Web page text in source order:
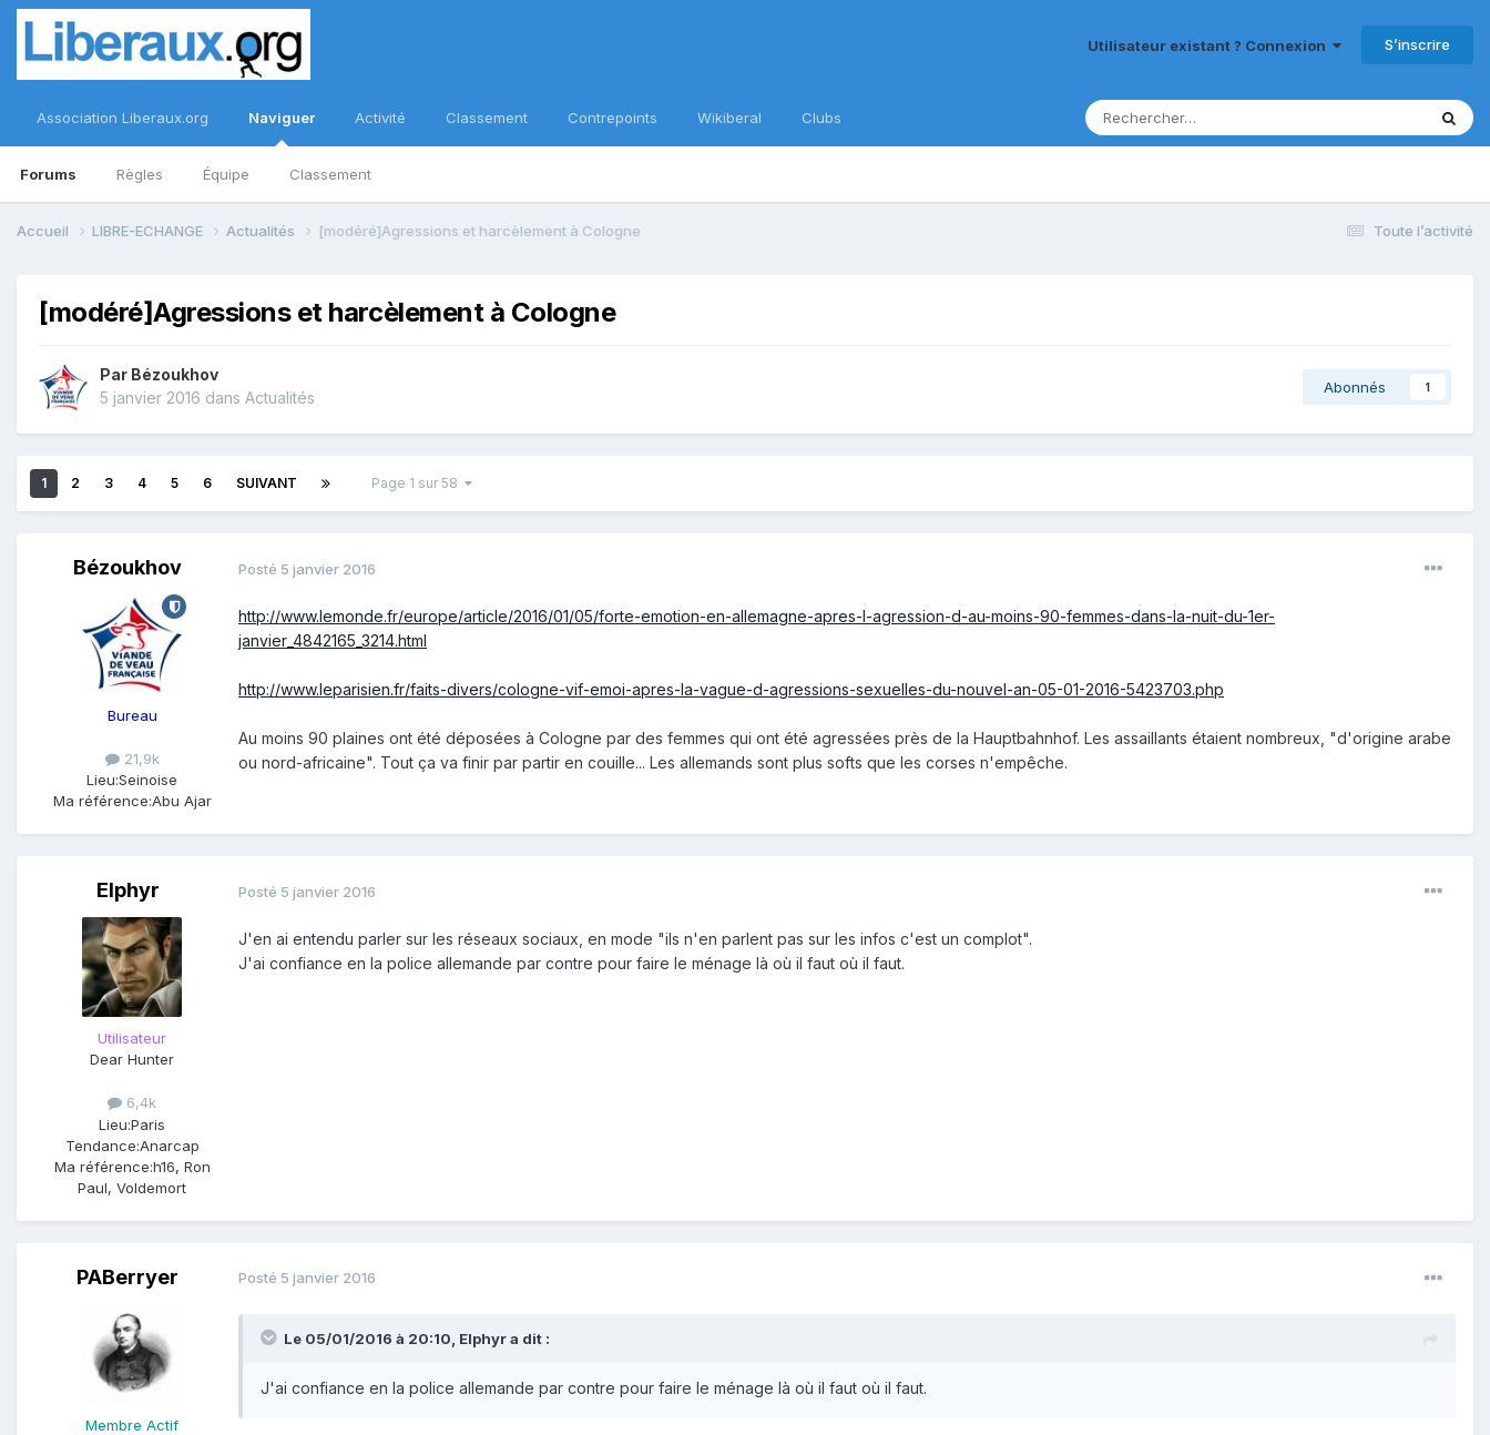
Utilisateur existant ? Connexion S’inscrire
Association Liberaux.org Naviguer
Forums Règles Équipe Classement
Activité Classement Contrepoints Wikiberal Clubs
Toute l’activité
Accueil LIBRE-ECHANGE Actualités [modéré]Agressions et harcèlement à Cologne
[modéré]Agressions et harcèlement à Cologne
Par Bézoukhov
5 janvier 2016 dans Actualités
Abonnés 1
1 2 3 4 5 6 SUIVANT Page 1 sur 58
Bézoukhov
Bureau
21,9k
Lieu:Seinoise
Ma référence:Abu Ajar
Posté 5 janvier 2016
http://www.lemonde.fr/europe/article/2016/01/05/forte-emotion-en-allemagne-apres-l-agression-d-au-moins-90-femmes-dans-la-nuit-du-1er-
janvier_4842165_3214.html
http://www.leparisien.fr/faits-divers/cologne-vif-emoi-apres-la-vague-d-agressions-sexuelles-du-nouvel-an-05-01-2016-5423703.php
Au moins 90 plaines ont été déposées à Cologne par des femmes qui ont été agressées près de la Hauptbahnhof. Les assaillants étaient nombreux, "d'origine arabe
ou nord-africaine". Tout ça va finir par partir en couille... Les allemands sont plus softs que les corses n'empêche.
Elphyr
Utilisateur
Dear Hunter
6,4k
Lieu:Paris
Tendance:Anarcap
Ma référence:h16, Ron
Paul, Voldemort
Posté 5 janvier 2016
J'en ai entendu parler sur les réseaux sociaux, en mode "ils n'en parlent pas sur les infos c'est un complot".
J'ai confiance en la police allemande par contre pour faire le ménage là où il faut où il faut.
PABerryer
Membre Actif
Posté 5 janvier 2016
Le 05/01/2016 à 20:10, Elphyr a dit :
J'ai confiance en la police allemande par contre pour faire le ménage là où il faut où il faut.